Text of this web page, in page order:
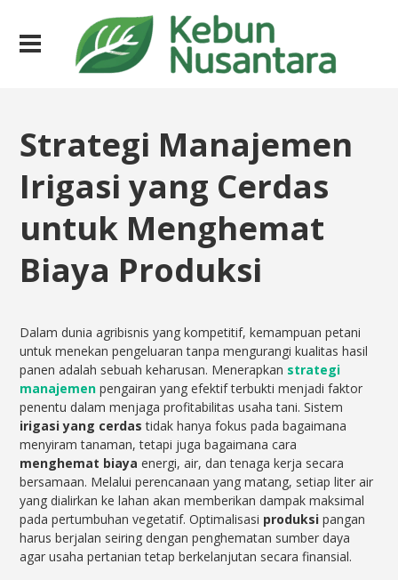
Strategi Manajemen
Irigasi yang Cerdas
untuk Menghemat
Biaya Produksi
Dalam dunia agribisnis yang kompetitif, kemampuan petani
untuk menekan pengeluaran tanpa mengurangi kualitas hasil
panen adalah sebuah keharusan. Menerapkan strategi
manajemen pengairan yang efektif terbukti menjadi faktor
penentu dalam menjaga profitabilitas usaha tani. Sistem
irigasi yang cerdas tidak hanya fokus pada bagaimana
menyiram tanaman, tetapi juga bagaimana cara
menghemat biaya energi, air, dan tenaga kerja secara
bersamaan. Melalui perencanaan yang matang, setiap liter air
yang dialirkan ke lahan akan memberikan dampak maksimal
pada pertumbuhan vegetatif. Optimalisasi produksi pangan
harus berjalan seiring dengan penghematan sumber daya
agar usaha pertanian tetap berkelanjutan secara finansial.